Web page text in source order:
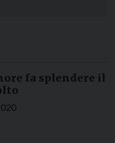
fa splendere il